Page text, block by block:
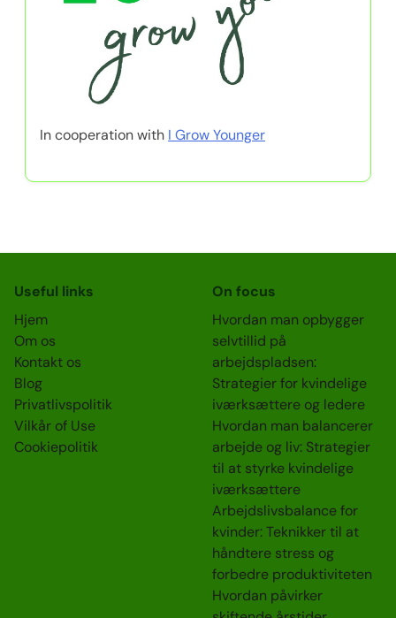
In cooperation with I Grow Younger
Useful links
Hjem
Om os
Kontakt os
Blog
Privatlivspolitik
Vilkår of Use
Cookiepolitik
On focus
Hvordan man opbygger
selvtillid på
arbejdspladsen:
Strategier for kvindelige
iværksættere og ledere
Hvordan man balancerer
arbejde og liv: Strategier
til at styrke kvindelige
iværksættere
Arbejdslivsbalance for
kvinder: Teknikker til at
håndtere stress og
forbedre produktiviteten
Hvordan påvirker